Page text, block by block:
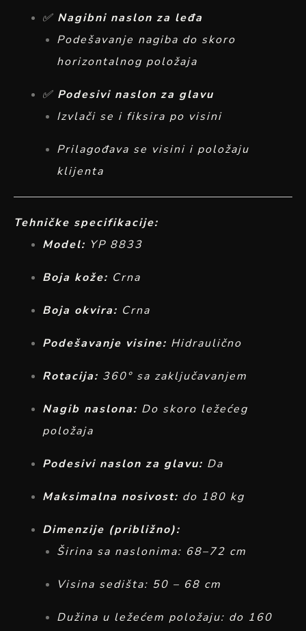
✅ Nagibni naslon za leđa
Podešavanje nagiba do skoro
horizontalnog položaja
✅ Podesivi naslon za glavu
Izvlači se i fiksira po visini
Prilagođava se visini i položaju
klijenta
Tehničke specifikacije:
Model: YP 8833
Boja kože: Crna
Boja okvira: Crna
Podešavanje visine: Hidraulično
Rotacija: 360° sa zaključavanjem
Nagib naslona: Do skoro ležećeg
položaja
Podesivi naslon za glavu: Da
Maksimalna nosivost: do 180 kg
Dimenzije (približno):
Širina sa naslonima: 68–72 cm
Visina sedišta: 50 – 68 cm
Dužina u ležećem položaju: do 160